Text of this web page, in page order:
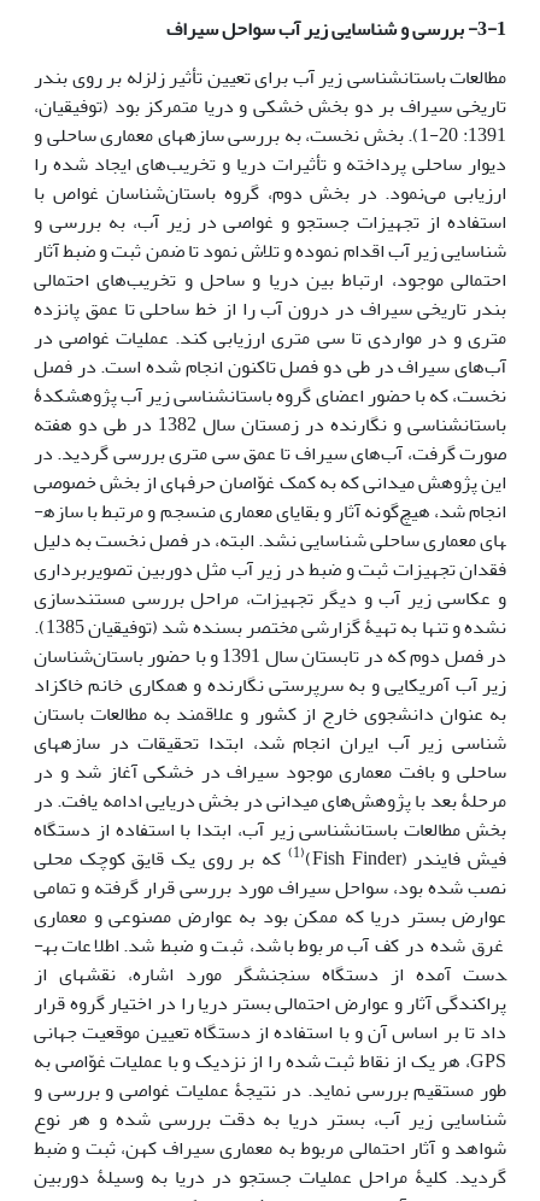
3-1- بررسی و شناسایی زیر آب سواحل سیراف
مطالعات باستان­شناسی زیر آب برای تعیین تأثیر زلزله بر روی بندر
تاریخی سیراف بر دو بخش خشکی و دریا متمرکز بود (توفیقیان،
1391: 20-1). بخش نخست، به بررسی سازه­های معماری ساحلی و
دیوار ساحلی پرداخته و تأثیرات دریا و تخریب‌های ایجاد شده را
ارزیابی می‌نمود. در بخش دوم، گروه باستان‌شناسان غواص با
استفاده از تجهیزات جستجو و غواصی در زیر آب، به بررسی و
شناسایی زیر آب اقدام نموده و تلاش نمود تا ضمن ثبت و ضبط آثار
احتمالی موجود، ارتباط بین دریا و ساحل و تخریب‌های احتمالی
بندر تاریخی سیراف در درون آب را از خط ساحلی تا عمق پانزده
متری و در مواردی تا سی متری ارزیابی کند. عملیات غواصی در
آب‌های سیراف در طی دو فصل تاکنون انجام شده است. در فصل
نخست، که با حضور اعضای گروه باستان­شناسی زیر آب پژوهشکدۀ
باستان­شناسی و نگارنده در زمستان سال 1382 در طی دو هفته
صورت گرفت، آب‌های سیراف تا عمق سی متری بررسی گردید. در
این پژوهش میدانی که به کمک غوّاصان حرفه­ای از بخش خصوصی
انجام شد، هیچ‌گونه آثار و بقایای معماری منسجم و مرتبط با سازه­
های معماری ساحلی شناسایی نشد. البته، در فصل نخست به دلیل
فقدان تجهیزات ثبت و ضبط در زیر آب مثل دوربین تصویربرداری
و عکاسی زیر آب و دیگر تجهیزات، مراحل بررسی مستندسازی
نشده و تنها به تهیۀ گزارشی مختصر بسنده شد (توفیقیان 1385).
در فصل دوم که در تابستان سال 1391 و با حضور باستان‌شناسان
زیر آب آمریکایی و به سرپرستی نگارنده و همکاری خانم خاکزاد
به عنوان دانشجوی خارج از کشور و علاقمند به مطالعات باستان
شناسی زیر آب ایران انجام شد، ابتدا تحقیقات در سازه­های
ساحلی و بافت معماری موجود سیراف در خشکی آغاز شد و در
مرحلۀ بعد با پژوهش‌های میدانی در بخش دریایی ادامه یافت. در
بخش مطالعات باستان­شناسی زیر آب، ابتدا با استفاده از دستگاه
فیش فایندر (Fish Finder)
(1)
که بر روی یک قایق کوچک محلی
نصب شده بود، سواحل سیراف مورد بررسی قرار گرفته و تمامی
عوارض بستر دریا که ممکن بود به عوارض مصنوعی و معماری
غرق شده در کف آب مربوط باشد، ثبت و ضبط شد. اطلاعات به­
دست آمده از دستگاه سنجنش­گر مورد اشاره، نقشه­ای از
پراکندگی آثار و عوارض احتمالی بستر دریا را در اختیار گروه قرار
داد تا بر اساس آن و با استفاده از دستگاه تعیین موقعیت جهانی
GPS، هر یک از نقاط ثبت شده را از نزدیک و با عملیات غوّاصی به
طور مستقیم بررسی نماید. در نتیجۀ عملیات غواصی و بررسی و
شناسایی زیر آب، بستر دریا به دقت بررسی شده و هر نوع
شواهد و آثار احتمالی مربوط به معماری سیراف کهن، ثبت و ضبط
گردید. کلیۀ مراحل عملیات جستجو در دریا به وسیلۀ دوربین